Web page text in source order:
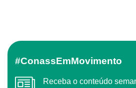
#ConassEmMovimento
Receba o conteúdo semanal do Conass com